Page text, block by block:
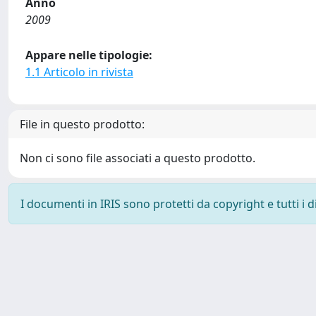
2009
Appare nelle tipologie:
1.1 Articolo in rivista
File in questo prodotto:
Non ci sono file associati a questo prodotto.
I documenti in IRIS sono protetti da copyright e tutti i